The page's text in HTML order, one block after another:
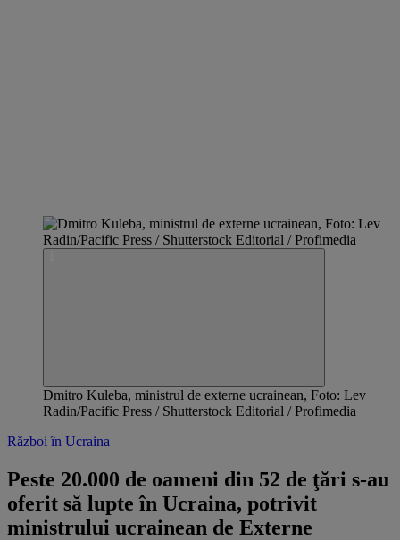
Dmitro Kuleba, ministrul de externe ucrainean, Foto: Lev
Radin/Pacific Press / Shutterstock Editorial / Profimedia
Război în Ucraina
Peste 20.000 de oameni din 52 de ţări s-au
oferit să lupte în Ucraina, potrivit
ministrului ucrainean de Externe